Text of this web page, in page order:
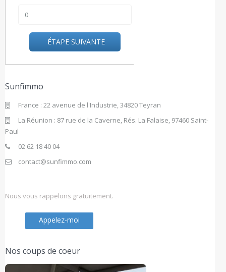
ÉTAPE SUIVANTE
Sunfimmo
France : 22 avenue de l'Industrie, 34820 Teyran
La Réunion : 87 rue de la Caverne, Rés. La Falaise, 97460 Saint-
Paul
02 62 18 40 04
contact@sunfimmo.com
Nous vous rappelons gratuitement.
Appelez-moi
Nos coups de coeur